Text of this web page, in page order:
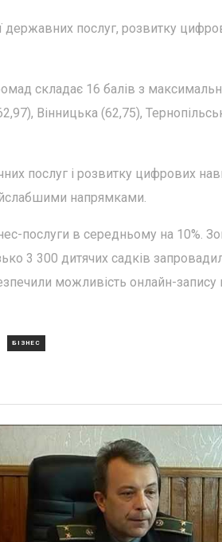
державних послуг, розвитку
складає 16 балів з
Вінницька (62,75),
послуг і розвитку цифрових
напрямками.
послуги в середньому на 10%.
3 300 дитячих садків
можливість онлайн-
БІЗНЕС